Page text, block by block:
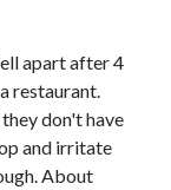
apart after 4
restaurant.
don't have
and irritate
About